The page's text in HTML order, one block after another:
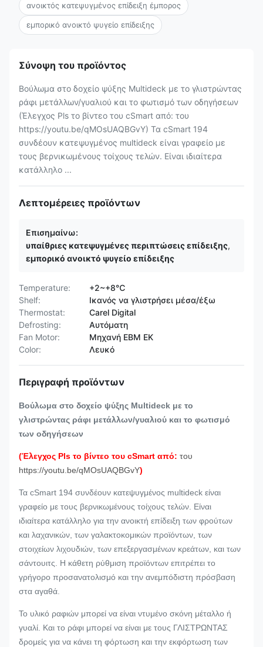
ανοικτός κατεψυγμένος επίδειξη έμπορος
εμπορικό ανοικτό ψυγείο επίδειξης
Σύνοψη του προϊόντος
Βούλωμα στο δοχείο ψύξης Multideck με το γλιστρώντας
ράφι μετάλλων/γυαλιού και το φωτισμό των οδηγήσεων
(Έλεγχος Pls το βίντεο του cSmart από: του
https://youtu.be/qMOsUAQBGvY) Τα cSmart 194
συνδέουν κατεψυγμένος multideck είναι γραφείο με
τους βερνικωμένους τοίχους τελών. Είναι ιδιαίτερα
κατάλληλο ...
Λεπτομέρειες προϊόντων
Επισημαίνω:
υπαίθριες κατεψυγμένες περιπτώσεις επίδειξης,
εμπορικό ανοικτό ψυγείο επίδειξης
Temperature:
+2~+8℃
Shelf:
Ικανός να γλιστρήσει μέσα/έξω
Thermostat:
Carel Digital
Defrosting:
Αυτόματη
Fan Motor:
Μηχανή EBM ΕΚ
Color:
Λευκό
Περιγραφή προϊόντων
Βούλωμα στο δοχείο ψύξης Multideck με το
γλιστρώντας ράφι μετάλλων/γυαλιού και το φωτισμό
των οδηγήσεων
(Έλεγχος Pls το βίντεο του cSmart από: του
https://youtu.be/qMOsUAQBGvY)
Τα cSmart 194 συνδέουν κατεψυγμένος multideck είναι
γραφείο με τους βερνικωμένους τοίχους τελών. Είναι
ιδιαίτερα κατάλληλο για την ανοικτή επίδειξη των φρούτων
και λαχανικών, των γαλακτοκομικών προϊόντων, των
στοιχείων λιχουδιών, των επεξεργασμένων κρεάτων, και των
σάντουιτς. Η κάθετη ρύθμιση προϊόντων επιτρέπει το
γρήγορο προσανατολισμό και την ανεμπόδιστη πρόσβαση
στα αγαθά.
Το υλικό ραφιών μπορεί να είναι ντυμένο σκόνη μέταλλο ή
γυαλί. Και το ράφι μπορεί να είναι με τους ΓΛΙΣΤΡΩΝΤΑΣ
δρομείς για να κάνει τη φόρτωση και την εκφόρτωση των